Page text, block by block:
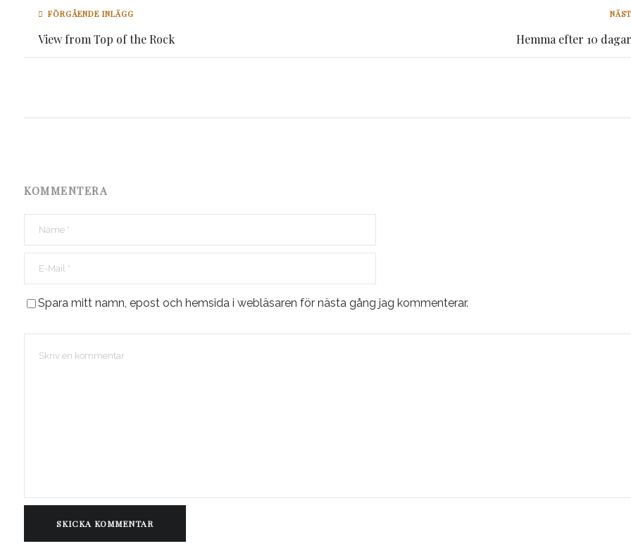
FÖRGÅENDE INLÄGG
View from Top of the Rock Hemma efter 10
KOMMENTERA
Spara mitt namn, epost och hemsida i webläsaren för nästa gång jag kommenterar.